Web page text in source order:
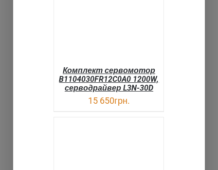
Комплект сервомотор
B1104030FR12C0A0 1200W,
серводрайвер L3N-30D
15 650грн.